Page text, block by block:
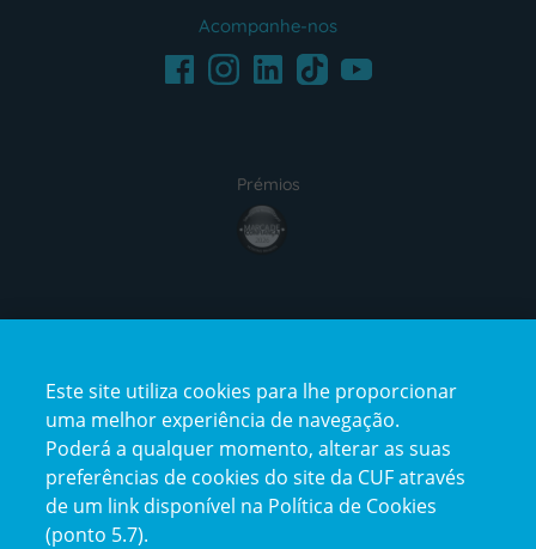
Acompanhe-nos
FacebookInstagramLinkedInTikTokYoutube
Prémios
award4
certification2certification3
Este site utiliza cookies para lhe proporcionar
uma melhor experiência de navegação.
Poderá a qualquer momento, alterar as suas
preferências de cookies do site da CUF através
de um link disponível na Política de Cookies
(ponto 5.7).